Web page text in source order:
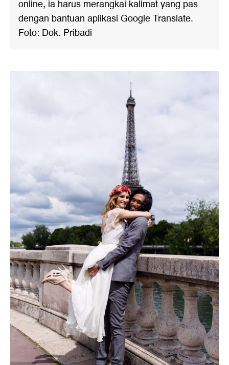
online, ia harus merangkai kalimat yang pas
dengan bantuan aplikasi Google Translate.
Foto: Dok. Pribadi